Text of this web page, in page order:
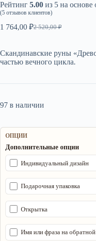
Рейтинг 5.00 из 5 на основе
(5 отзывов клиентов)
2 520,00₽
Первоначальная
2
520,00 ₽.
1 764,00 ₽
Текущая
764,00 ₽.
Скандинавские руны
частью вечного цикла.
97 в наличии
ОПЦИИ
Дополнительные опции
Индивидуальный дизайн
Подарочная упаковка
Открытка
Имя или фраза на